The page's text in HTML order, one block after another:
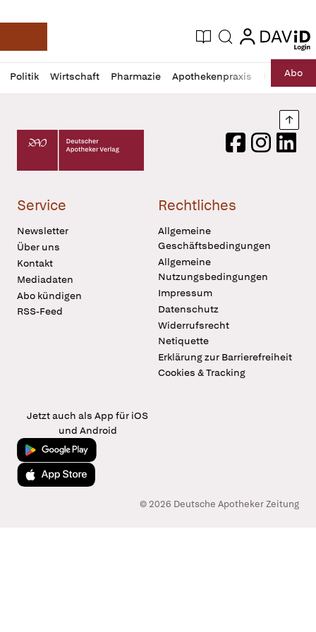
Deutsche Apotheker Zeitung
Aktuelle Ausgabe
Suche login
login
Politik Wirtschaft Pharmazie Apothekenpraxis RechtAbo
Profil
öffnen
Daz
Pur
Deutscher Apotheker Verlag Logo
FacebookInstagram
Service
Newsletter
Über uns
Kontakt
Mediadaten
Abo kündigen
RSS-Feed
Rechtliches
Allgemeine
Geschäftsbedingungen
Allgemeine
Nutzungsbedingungen
Impressum
Datenschutz
Widerrufsrecht
Netiquette
Erklärung zur Barrierefreiheit
Cookies & Tracking
Jetzt auch als App für iOS
und Android
Jetzt bei Google Play
Laden im App Store
© 2026 Deutsche Apotheker Zeitung